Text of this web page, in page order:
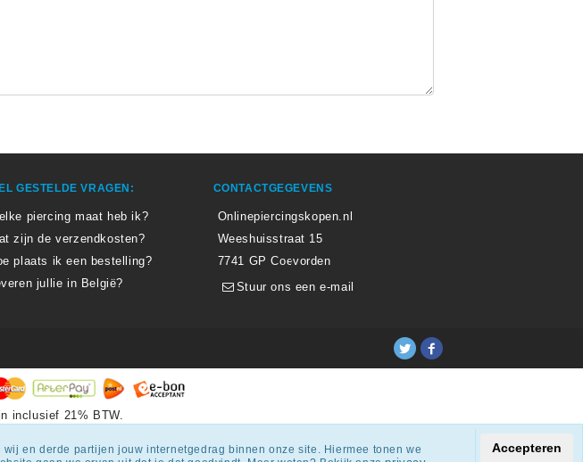
GESTELDE VRAGEN:
piercing maat heb ik?
zijn de verzendkosten?
plaats ik een bestelling?
jullie in België?
CONTACTGEGEVENS
Onlinepiercingskopen.nl
Weeshuisstraat 15
7741 GP Coevorden
Stuur ons een e-mail
inclusief 21% BTW.
van 8.3/10uit1807beoordelingen.
en derde partijen jouw internetgedrag binnen onze site. Hiermee tonen we
Accepteren